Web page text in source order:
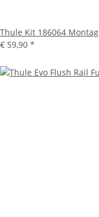
Thule Kit 186064
€ 59,90 *